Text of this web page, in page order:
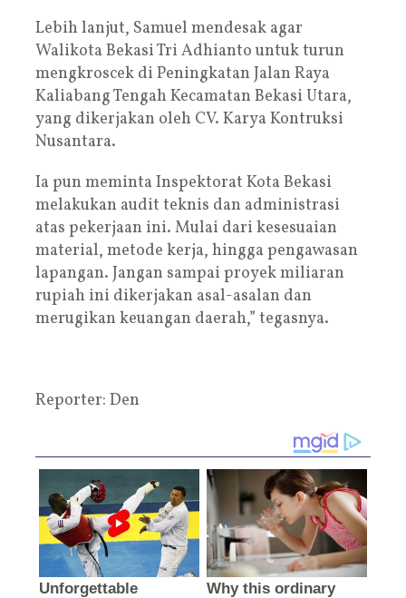
Lebih lanjut, Samuel mendesak agar
Walikota Bekasi Tri Adhianto untuk turun
mengkroscek di Peningkatan Jalan Raya
Kaliabang Tengah Kecamatan Bekasi Utara,
yang dikerjakan oleh CV. Karya Kontruksi
Nusantara.
Ia pun meminta Inspektorat Kota Bekasi
melakukan audit teknis dan administrasi
atas pekerjaan ini. Mulai dari kesesuaian
material, metode kerja, hingga pengawasan
lapangan. Jangan sampai proyek miliaran
rupiah ini dikerjakan asal-asalan dan
merugikan keuangan daerah,” tegasnya.
Reporter: Den